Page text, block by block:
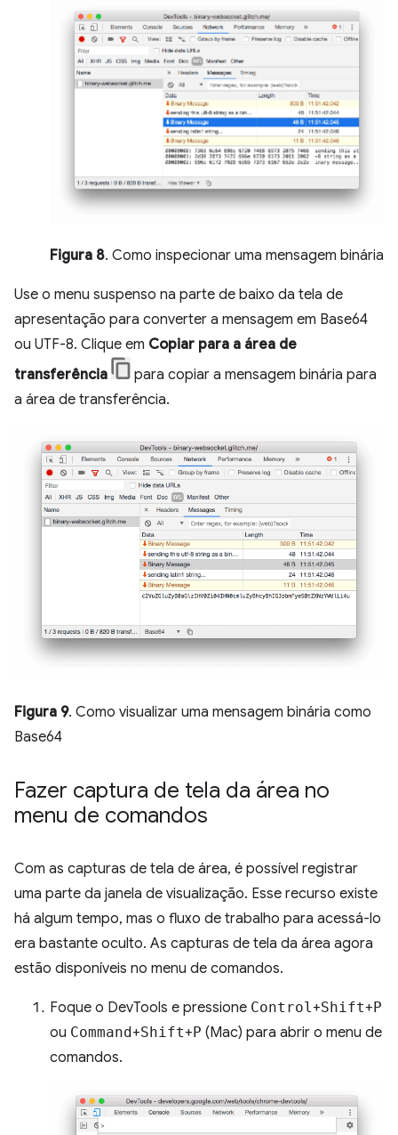
Figura 8. Como inspecionar uma mensagem binária
Use o menu suspenso na parte de baixo da tela de
apresentação para converter a mensagem em Base64
ou UTF-8. Clique em Copiar para a área de
transferência
para copiar a mensagem binária para
a área de transferência.
Figura 9. Como visualizar uma mensagem binária como
Base64
Fazer captura de tela da área no
menu de comandos
Com as capturas de tela de área, é possível registrar
uma parte da janela de visualização. Esse recurso existe
há algum tempo, mas o fluxo de trabalho para acessá-lo
era bastante oculto. As capturas de tela da área agora
estão disponíveis no menu de comandos.
Foque o DevTools e pressione Control+Shift+ P
ou Command+Shift+ P (Mac) para abrir o menu de
comandos.